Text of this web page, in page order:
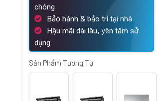
chóng
Bảo hành & bảo trì tại nhà
Hậu mãi dài lâu, yên tâm sử
dụng
Sản Phẩm Tương Tự